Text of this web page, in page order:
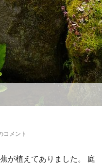
コメント
が植えてありました。 庭